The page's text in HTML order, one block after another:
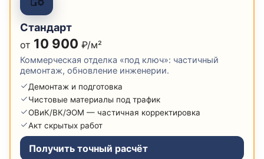
Стандарт
от 10 900 ₽/м²
Коммерческая отделка «под ключ»: частичный
демонтаж, обновление инженерии.
Демонтаж и подготовка
Чистовые материалы под трафик
ОВиК/ВК/ЭОМ — частичная корректировка
Акт скрытых работ
Получить точный расчёт